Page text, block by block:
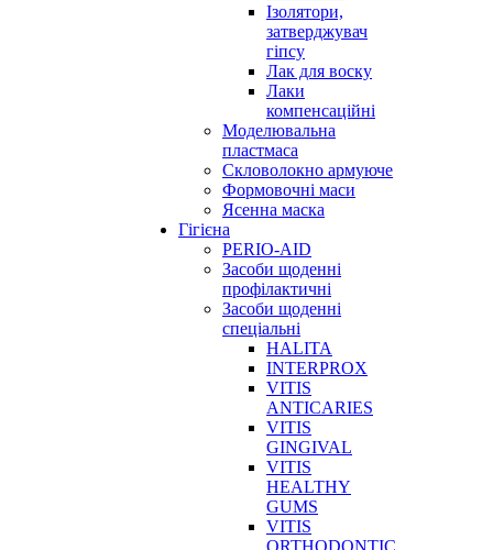
Ізолятори,
затверджувач
гіпсу
Лак для воску
Лаки
компенсаційні
Моделювальна
пластмаса
Скловолокно армуюче
Формовочні маси
Ясенна маска
Гігієна
PERIO-AID
Засоби щоденні
профілактичні
Засоби щоденні
спеціальні
HALITA
INTERPROX
VITIS
ANTICARIES
VITIS
GINGIVAL
VITIS
HEALTHY
GUMS
VITIS
ORTHODONTIC